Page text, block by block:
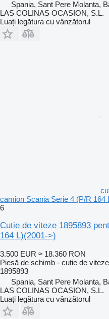
Spania, Sant Pere Molanta,
LAS COLINAS OCASION, S.L.
Luați legătura cu vânzătorul
camion Scania Serie 4 (P/R 164
6
Cutie de viteze 1895893
164 L)(2001->)
3.500 EUR ≈ 18.360 RON
Piesă de schimb - cutie de viteze
1895893
Spania, Sant Pere Molanta,
LAS COLINAS OCASION, S.L.
Luați legătura cu vânzătorul